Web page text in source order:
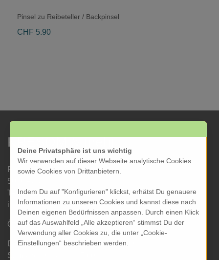
Pinsel zu Reibeteller / Backpinsel
CHF 5.90
KRESOM & mehr
Rathausgasse 27
5000 Aarau
Tel: 062 822 19 19
info@kresom.ch
Öffnungszeiten Laden:
Dienstag bis Freitag: 09.30 bis 18.00 Uhr
Samstag: 09.30 bis 17.00 Uhr
Deine Privatsphäre ist uns wichtig
Wir verwenden auf dieser Webseite analytische Cookies
sowie Cookies von Drittanbietern.
Indem Du auf "Konfigurieren" klickst, erhätst Du genauere
Informationen zu unseren Cookies und kannst diese nach
Deinen eigenen Bedürfnissen anpassen. Durch einen Klick
auf das Auswahlfeld „Alle akzeptieren“ stimmst Du der
Verwendung aller Cookies zu, die unter „Cookie-
Einstellungen“ beschrieben werden.